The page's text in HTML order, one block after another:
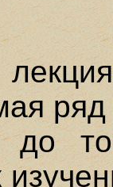
ряд
до